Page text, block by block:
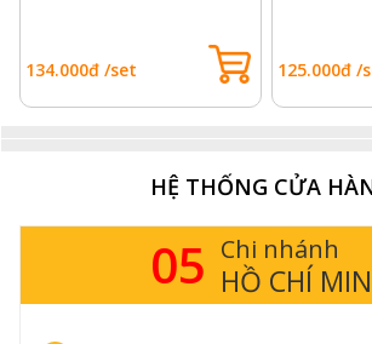
134.000đ /set 125.000đ /
HỆ THỐNG CỬA
05 Chi nhánh
HỒ CHÍ